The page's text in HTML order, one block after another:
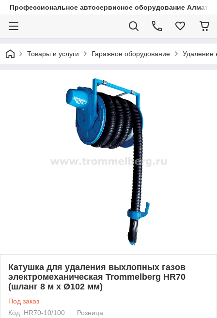
Профессиональное автосервисное оборудование Алматы
Товары и услуги Гаражное оборудование Удаление
Катушка для удаления выхлопных газов
электромеханическая Trommelberg HR70
(шланг 8 м х Ø102 мм)
Под заказ
Код: HR70-10/100
Розница